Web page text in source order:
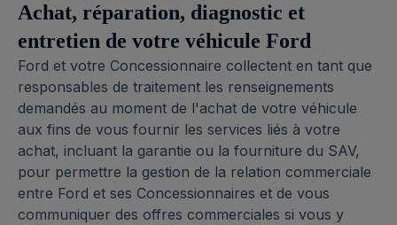
Achat, réparation, diagnostic et
entretien de votre véhicule Ford
Ford et votre Concessionnaire collectent en tant que
responsables de traitement les renseignements
demandés au moment de l'achat de votre véhicule
aux fins de vous fournir les services liés à votre
achat, incluant la garantie ou la fourniture du SAV,
pour permettre la gestion de la relation commerciale
entre Ford et ses Concessionnaires et de vous
communiquer des offres commerciales si vous y